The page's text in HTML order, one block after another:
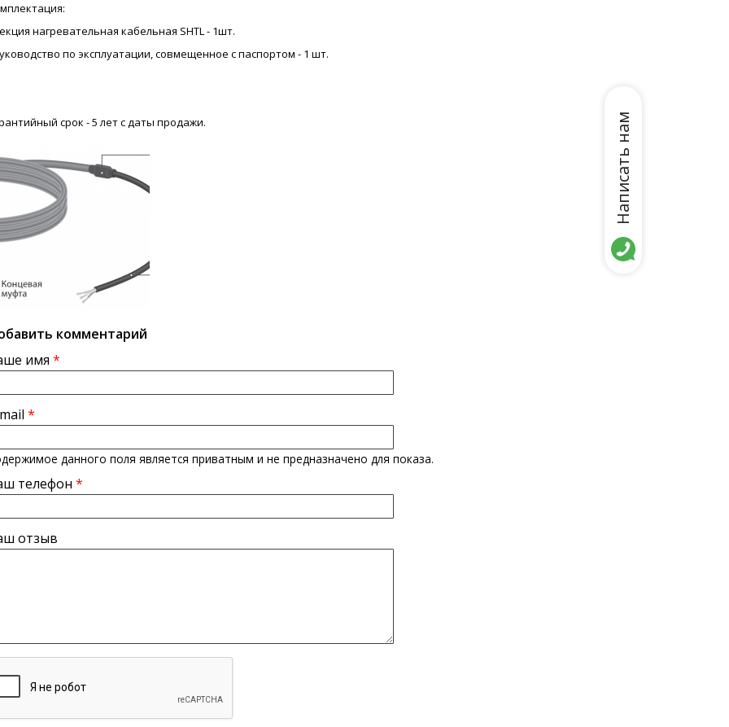
нагревательная кабельная SHTL - 1шт.
по эксплуатации, совмещенное с паспортом - 1 шт.
срок - 5 лет с даты продажи.
комментарий
имя *
*
данного поля является приватным и не предназначено для показа.
телефон *
отзыв
Написать нам